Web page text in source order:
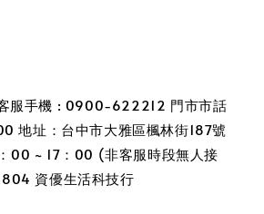
服手機 : 0900-622212 門市市話
址：台中市大雅區楓林街187號
00 ~ 17：00 (非客服時段無人接
資優生活科技行